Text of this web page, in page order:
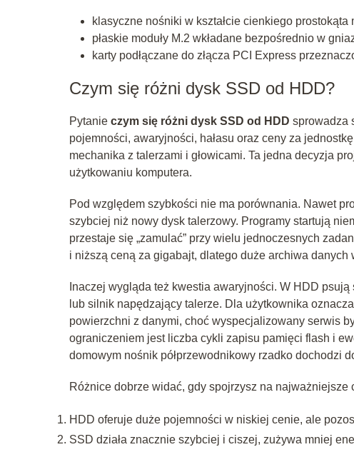
klasyczne nośniki w kształcie cienkiego
płaskie moduły M.2 wkładane bezpośrednio w
karty podłączane do złącza PCI Express
Czym się różni dysk SSD od HDD?
Pytanie czym się różni dysk SSD od HDD sprowadza
pojemności, awaryjności, hałasu oraz ceny za
mechanika z talerzami i głowicami. Ta jedna decyzja
użytkowaniu komputera.
Pod względem szybkości nie ma porównania. Nawet
szybciej niż nowy dysk talerzowy. Programy startują
przestaje się „zamulać” przy wielu jednoczesnych
i niższą ceną za gigabajt, dlatego duże archiwa
Inaczej wygląda też kwestia awaryjności. W HDD
lub silnik napędzający talerze. Dla użytkownika
powierzchni z danymi, choć wyspecjalizowany serwis
ograniczeniem jest liczba cykli zapisu pamięci flash i
domowym nośnik półprzewodnikowy rzadko dochodzi
Różnice dobrze widać, gdy spojrzysz na najważniejsze
HDD oferuje duże pojemności w niskiej cenie, ale
SSD działa znacznie szybciej i ciszej, zużywa mniej